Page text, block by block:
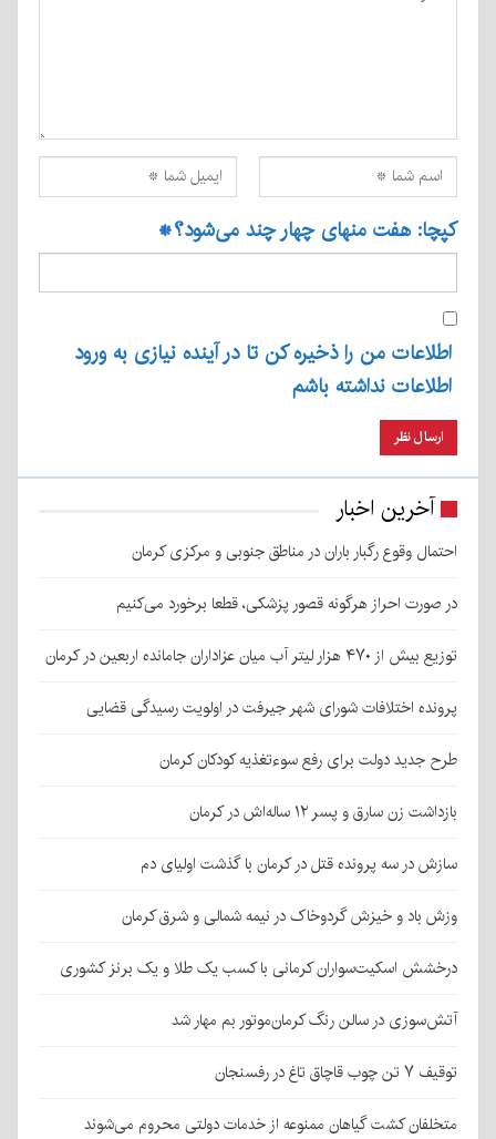
کپچا: هفت منهای چهار چند می‌شود؟*
اطلاعات من را ذخیره کن تا در آینده نیازی به ورود
اطلاعات نداشته باشم
آخرین اخبار
احتمال وقوع رگبار باران در مناطق جنوبی و مرکزی کرمان
در صورت احراز هرگونه قصور پزشکی، قطعا برخورد می‌کنیم
توزیع بیش از ۴۷۰ هزار لیتر آب میان عزاداران جامانده اربعین در کرمان
پرونده اختلافات شورای شهر جیرفت در اولویت رسیدگی قضایی
طرح جدید دولت برای رفع سوءتغذیه کودکان کرمان
بازداشت زن سارق و پسر ۱۲ ساله‌اش در کرمان
سازش در سه پرونده قتل در کرمان با گذشت اولیای دم
وزش باد و خیزش گردوخاک در نیمه شمالی و شرق کرمان
درخشش اسکیت‌سواران کرمانی با کسب یک طلا و یک برنز کشوری
آتش‌سوزی در سالن رنگ کرمان‌موتور بم مهار شد
توقیف ۷ تن چوب قاچاق تاغ در رفسنجان
متخلفان کشت گیاهان ممنوعه از خدمات دولتی محروم می‌شوند